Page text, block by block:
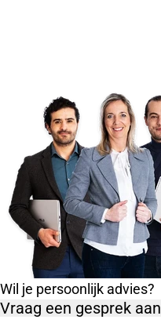
Wil je persoonlijk advies?
Vraag een gesprek aan